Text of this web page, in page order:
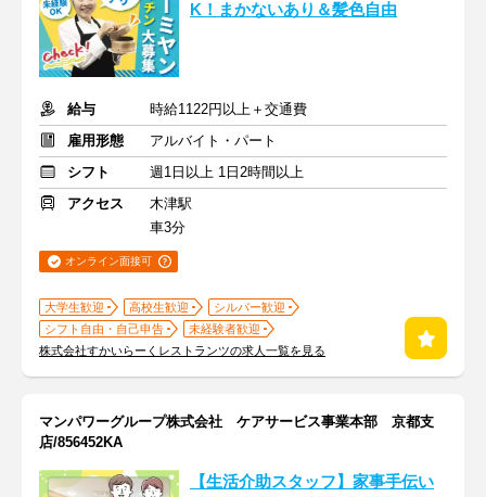
K！まかないあり＆髪色自由
給与
時給1122円以上＋交通費
雇用形態
アルバイト・パート
シフト
週1日以上 1日2時間以上
アクセス
木津駅
車3分
オンライン面接可
大学生歓迎 高校生歓迎
シルバー歓迎
シフト自由・自己申告
未経験者歓迎
株式会社すかいらーくレストランツの求人一覧を見る
マンパワーグループ株式会社 ケアサービス事業本部 京都支
店/856452KA
【生活介助スタッフ】家事手伝い